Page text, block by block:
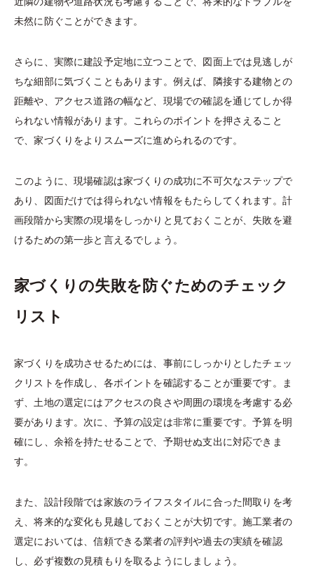
未然に防ぐことができます。
さらに、実際に建設予定地に立つことで、図面上では見逃しが
ちな細部に気づくこともあります。例えば、隣接する建物との
距離や、アクセス道路の幅など、現場での確認を通じてしか得
られない情報があります。これらのポイントを押さえること
で、家づくりをよりスムーズに進められるのです。
このように、現場確認は家づくりの成功に不可欠なステップで
あり、図面だけでは得られない情報をもたらしてくれます。計
画段階から実際の現場をしっかりと見ておくことが、失敗を避
けるための第一歩と言えるでしょう。
家づくりの失敗を防ぐためのチェック
リスト
家づくりを成功させるためには、事前にしっかりとしたチェッ
クリストを作成し、各ポイントを確認することが重要です。ま
ず、土地の選定にはアクセスの良さや周囲の環境を考慮する必
要があります。次に、予算の設定は非常に重要です。予算を明
確にし、余裕を持たせることで、予期せぬ支出に対応できま
す。
また、設計段階では家族のライフスタイルに合った間取りを考
え、将来的な変化も見越しておくことが大切です。施工業者の
選定においては、信頼できる業者の評判や過去の実績を確認
し、必ず複数の見積もりを取るようにしましょう。